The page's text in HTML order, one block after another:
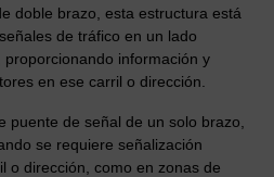
doble brazo, esta estructura está
de tráfico en un lado
información y
en ese carril o dirección.
puente de señal de un solo brazo,
se requiere señalización
o dirección, como en zonas de